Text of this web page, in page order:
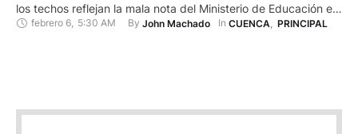
los techos reflejan la mala nota del Ministerio de Educación en
la escuela Juan Montalvo, que no es la única con estos
febrero 6, 5:30 AM By John Machado In CUENCA PRINCIPAL